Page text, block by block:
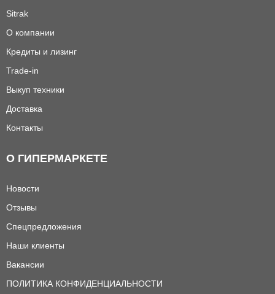
Sitrak
О компании
Кредиты и лизинг
Trade-in
Выкуп техники
Доставка
Контакты
О ГИПЕРМАРКЕТЕ
Новости
Отзывы
Спецпредложения
Наши клиенты
Вакансии
ПОЛИТИКА КОНФИДЕНЦИАЛЬНОСТИ